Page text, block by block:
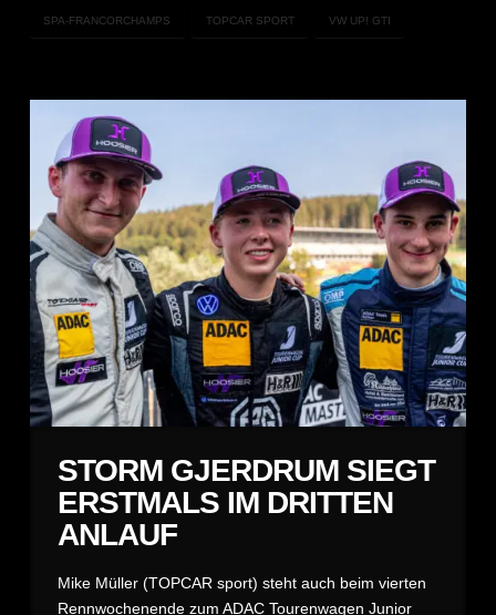
SPA-FRANCORCHAMPS TOPCAR SPORT VW UP! GTI
STORM GJERDRUM SIEGT
ERSTMALS IM DRITTEN
ANLAUF
Mike Müller (TOPCAR sport) steht auch beim vierten
Rennwochenende zum ADAC Tourenwagen Junior